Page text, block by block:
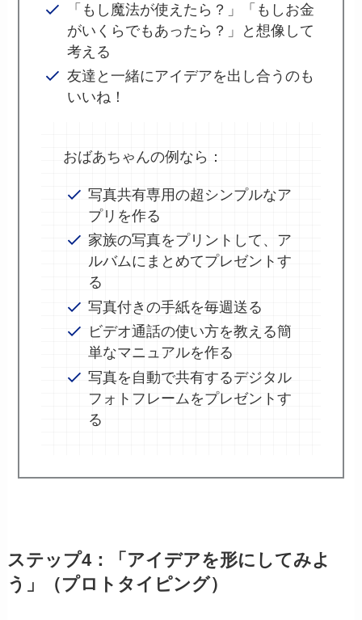
「もし魔法が使えたら？」「もしお金
がいくらでもあったら？」と想像して
考える
友達と一緒にアイデアを出し合うのも
いいね！
おばあちゃんの例なら：
写真共有専用の超シンプルなア
プリを作る
家族の写真をプリントして、ア
ルバムにまとめてプレゼントす
る
写真付きの手紙を毎週送る
ビデオ通話の使い方を教える簡
単なマニュアルを作る
写真を自動で共有するデジタル
フォトフレームをプレゼントす
る
ステップ4：「アイデアを形にしてみよ
う」（プロトタイピング）